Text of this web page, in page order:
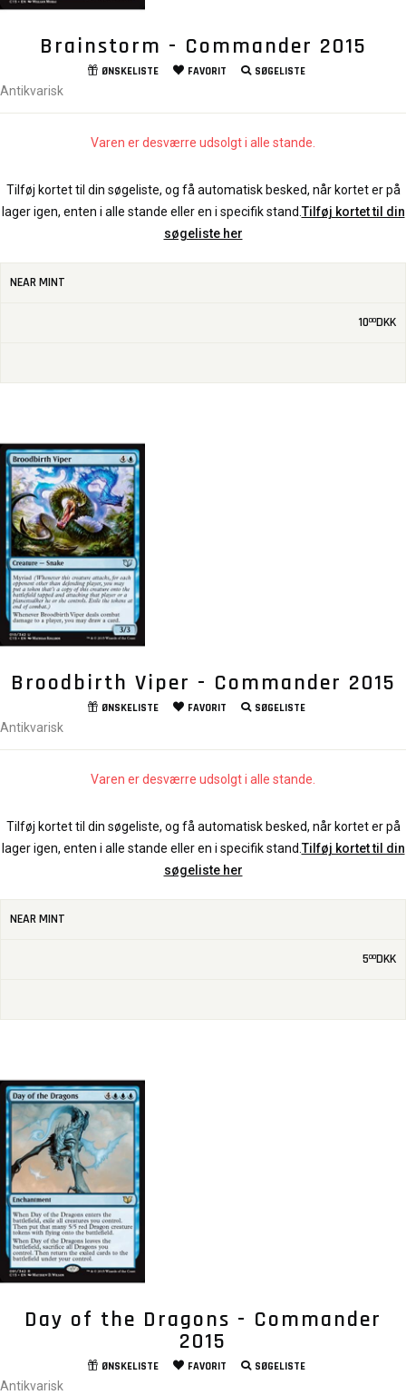
Brainstorm - Commander 2015
ØNSKELISTE FAVORIT SØGELISTE
Antikvarisk
Varen er desværre udsolgt i alle stande.
Tilføj kortet til din søgeliste, og få automatisk besked, når kortet er på
lager igen, enten i alle stande eller en i specifik stand. Tilføj kortet til din
søgeliste her
NEAR MINT
1000DKK
Broodbirth Viper - Commander 2015
ØNSKELISTE FAVORIT SØGELISTE
Antikvarisk
Varen er desværre udsolgt i alle stande.
Tilføj kortet til din søgeliste, og få automatisk besked, når kortet er på
lager igen, enten i alle stande eller en i specifik stand. Tilføj kortet til din
søgeliste her
NEAR MINT
500DKK
Day of the Dragons - Commander
2015
ØNSKELISTE FAVORIT SØGELISTE
Antikvarisk